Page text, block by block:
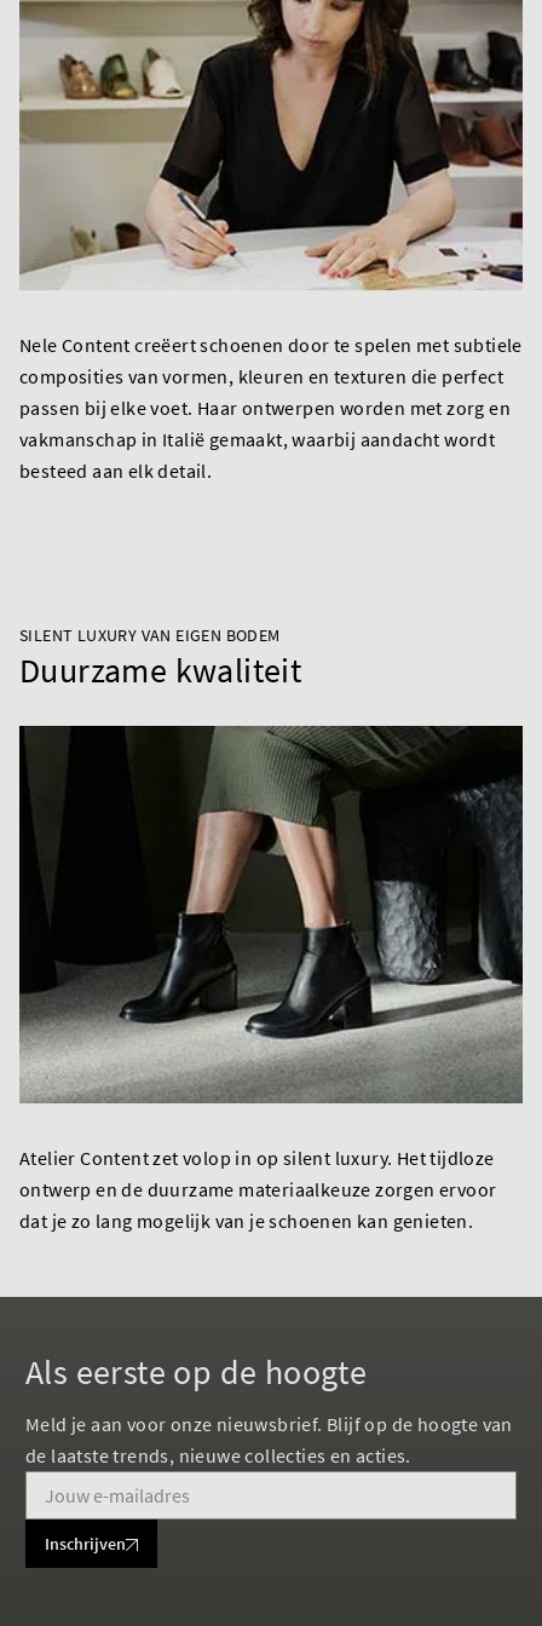
Nele Content creëert schoenen door te spelen met subtiele
composities van vormen, kleuren en texturen die perfect
passen bij elke voet. Haar ontwerpen worden met zorg en
vakmanschap in Italië gemaakt, waarbij aandacht wordt
besteed aan elk detail.
SILENT LUXURY VAN EIGEN BODEM
Duurzame kwaliteit
Atelier Content zet volop in op silent luxury. Het tijdloze
ontwerp en de duurzame materiaalkeuze zorgen ervoor
dat je zo lang mogelijk van je schoenen kan genieten.
Als eerste op de hoogte
Meld je aan voor onze nieuwsbrief. Blijf op de hoogte van
de laatste trends, nieuwe collecties en acties.
Inschrijven